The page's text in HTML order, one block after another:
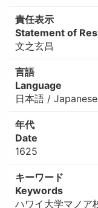
責任表示
Statement of
文之玄昌
言語
Language
日本語 / Japanese
年代
Date
1625
キーワード
Keywords
ハワイ大学マノア